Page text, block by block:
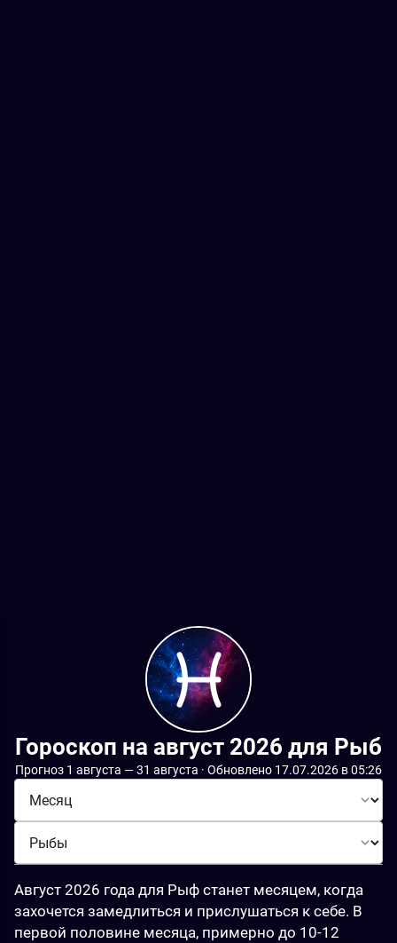
Гороскоп на август 2026 для Рыб
Прогноз 1 августа — 31 августа · Обновлено 17.07.2026 в 05:26
Август 2026 года для Рыф станет месяцем, когда
захочется замедлиться и прислушаться к себе. В
первой половине месяца, примерно до 10-12